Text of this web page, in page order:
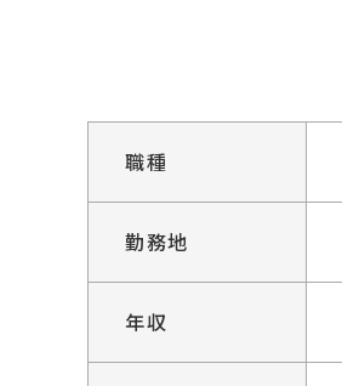
職種
勤務地
年収